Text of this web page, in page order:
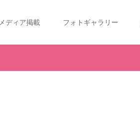
メディア掲載 フォトギャラリー